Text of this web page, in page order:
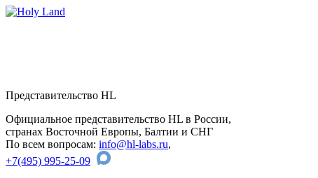
Представительство HL
Официальное представительство HL в России,
странах Восточной Европы, Балтии и СНГ
По всем вопросам: info@hl-labs.ru,
+7(495) 995-25-09